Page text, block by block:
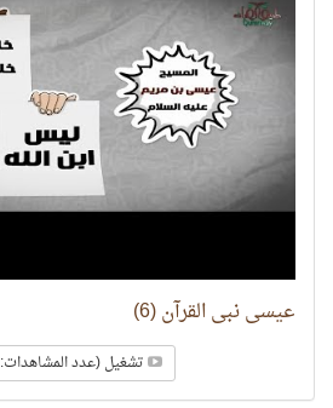
عيسى نبي القرآن (6)
تشغيل (عدد المشاهدات: 3.5K)